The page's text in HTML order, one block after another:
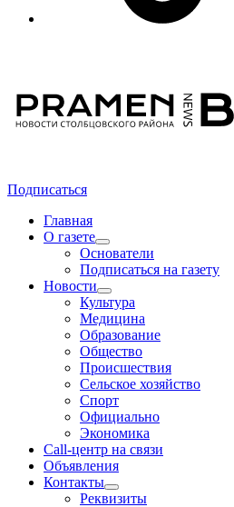
Подписаться
Главная
О газете
Основатели
Подписаться на газету
Новости
Культура
Медицина
Образование
Общество
Происшествия
Сельское хозяйство
Спорт
Официально
Экономика
Call-центр на связи
Объявления
Контакты
Реквизиты